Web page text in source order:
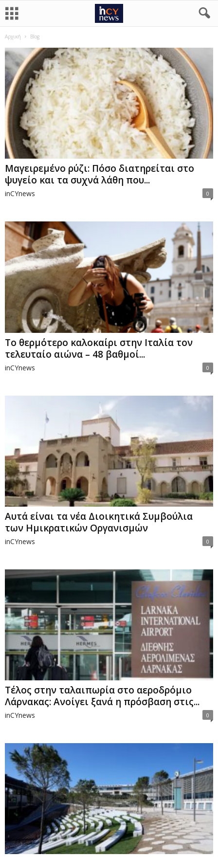
Αρχική Blog
Μαγειρεμένο ρύζι: Πόσο διατηρείται στο
ψυγείο και τα συχνά λάθη που...
inCYnews 0
Το θερμότερο καλοκαίρι στην Ιταλία τον
τελευταίο αιώνα – 48 βαθμοί...
inCYnews 0
Αυτά είναι τα νέα Διοικητικά Συμβούλια
των Ημικρατικών Οργανισμών
inCYnews 0
Tέλος στην ταλαιπωρία στο αεροδρόμιο
Λάρνακας: Ανοίγει ξανά η πρόσβαση στις...
inCYnews 0